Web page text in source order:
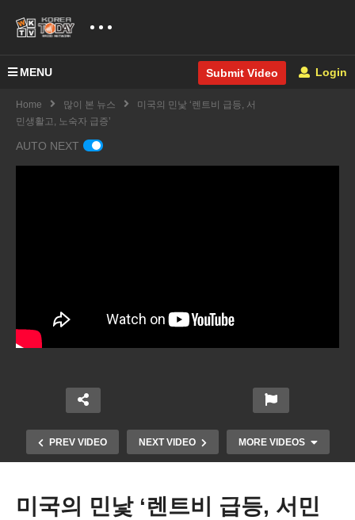
MENU Submit Video Login
Home 많이 본 뉴스
미국의 민낯 ‘렌트비 급등, 서
민생활고, 노숙자 급증’
AUTO NEXT
PREV VIDEO NEXT VIDEO MORE VIDEOS
미국의 민낯 ‘렌트비 급등, 서민